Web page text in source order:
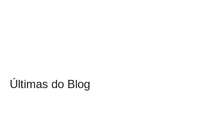
Últimas do Blog